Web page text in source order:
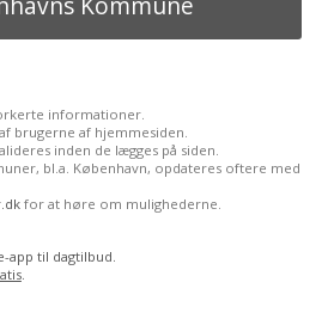
informationer.
brugerne af hjemmesiden.
inden de lægges på siden.
bl.a. København, opdateres oftere med
for at høre om mulighederne.
til dagtilbud.
.